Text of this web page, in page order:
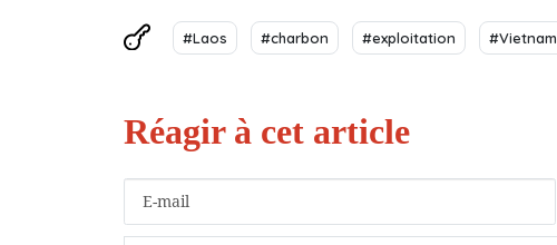
#Laos #charbon #exploitation #Vietnam